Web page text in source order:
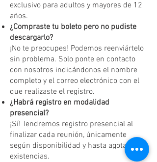
exclusivo para adultos y mayores de 12
años.
¿Compraste tu boleto pero no pudiste
descargarlo?
¡No te preocupes! Podemos reenviártelo
sin problema. Solo ponte en contacto
con nosotros indicándonos el nombre
completo y el correo electrónico con el
que realizaste el registro.
¿Habrá registro en modalidad
presencial?
¡Sí! Tendremos registro presencial al
finalizar cada reunión, únicamente
según disponibilidad y hasta agotar
existencias.